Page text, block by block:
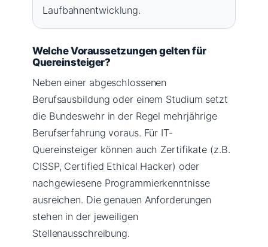
Laufbahnentwicklung.
Welche Voraussetzungen gelten für
Quereinsteiger?
Neben einer abgeschlossenen
Berufsausbildung oder einem Studium setzt
die Bundeswehr in der Regel mehrjährige
Berufserfahrung voraus. Für IT-
Quereinsteiger können auch Zertifikate (z.B.
CISSP, Certified Ethical Hacker) oder
nachgewiesene Programmierkenntnisse
ausreichen. Die genauen Anforderungen
stehen in der jeweiligen
Stellenausschreibung.